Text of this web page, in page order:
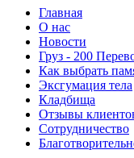
Главная
О нас
Новости
Груз - 200
Как выбрать
Эксгумация тела
Кладбища
Отзывы
Сотрудничество